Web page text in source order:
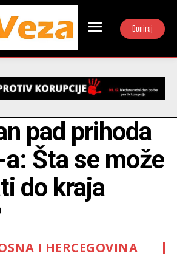
Doniraj
pad prihoda
Šta se može
do kraja
I HERCEGOVINA